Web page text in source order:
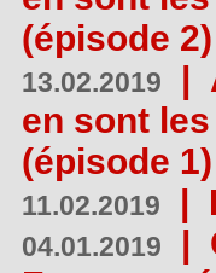
(épisode 2)
13.02.2019 |
en sont
(épisode 1)
11.02.2019 |
04.01.2019 |